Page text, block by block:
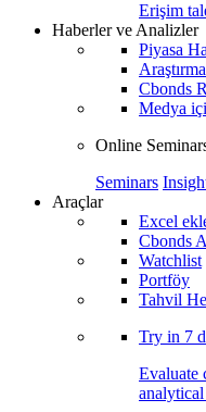
Erişim
Haberler ve Analizler
Piyasa
Cbonds
Medya
Online
Seminars
Araçlar
Excel
Cbonds
Watchlist
Portföy
Tahvil
Try in 7
Evaluate